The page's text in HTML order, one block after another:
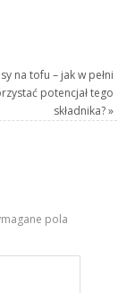
na tofu – jak w pełni
potencjał tego
składnika?»
pola